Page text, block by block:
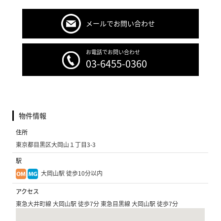
メールでお問い合わせ
お電話でお問い合わせ
03-6455-0360
物件情報
住所
東京都目黒区大岡山１丁目3-3
駅
大岡山駅 徒歩10分以内
アクセス
東急大井町線 大岡山駅 徒歩7分 東急目黒線 大岡山駅 徒歩7分